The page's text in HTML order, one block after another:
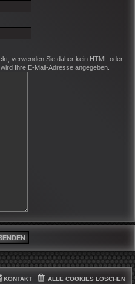
verwenden Sie daher kein HTML oder
Ihre E-Mail-Adresse angegeben.
ALLE COOKIES LÖSCHEN
KONTAKT